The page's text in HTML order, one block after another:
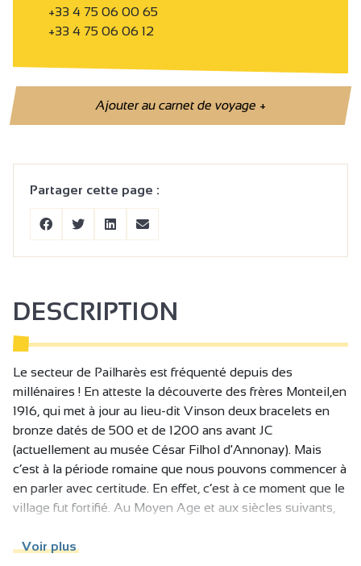
+33 4 75 06 00 65
+33 4 75 06 06 12
Ajouter au carnet de voyage+
Partager cette page :
DESCRIPTION
Le secteur de Pailharès est fréquenté depuis des
millénaires ! En atteste la découverte des frères Monteil,en
1916, qui met à jour au lieu-dit Vinson deux bracelets en
bronze datés de 500 et de 1200 ans avant JC
(actuellement au musée César Filhol d'Annonay). Mais
c’est à la période romaine que nous pouvons commencer à
en parler avec certitude. En effet, c’est à ce moment que le
village fut fortifié. Au Moyen Age et aux siècles suivants,
petites ruelles ou encore son église.
Voir plus